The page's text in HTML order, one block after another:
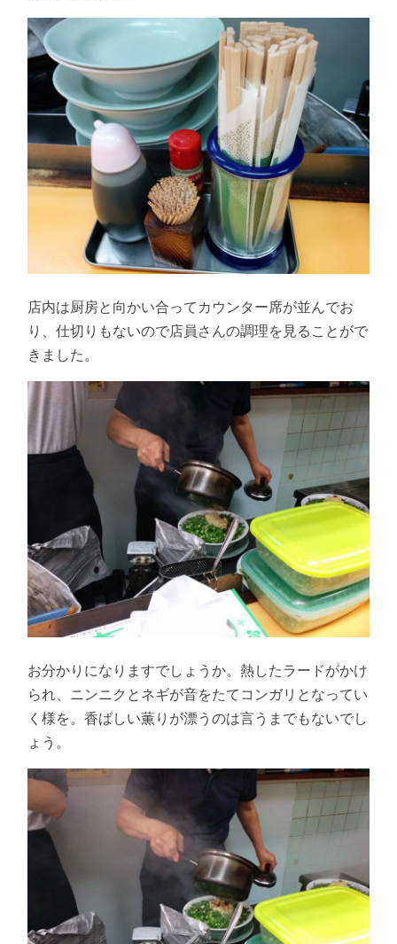
店内は厨房と向かい合ってカウンター席が並んでお
り、仕切りもないので店員さんの調理を見ることがで
きました。
お分かりになりますでしょうか。熱したラードがかけ
られ、ニンニクとネギが音をたてコンガリとなってい
く様を。香ばしい薫りが漂うのは言うまでもないでし
ょう。